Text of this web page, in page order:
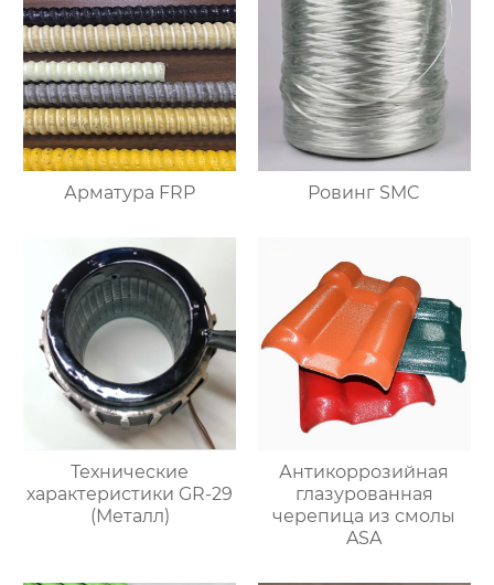
Арматура FRP Ровинг SMC
Технические
характеристики GR-29
(Металл)
Антикоррозийная
глазурованная
черепица из смолы
ASA